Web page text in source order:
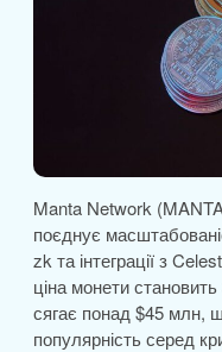
Manta Network
поєднує
zk та інтеграції з
ціна монети становить
сягає понад $45 млн,
популярність серед